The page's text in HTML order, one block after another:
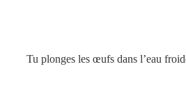
Tu plonges les œufs dans l’eau